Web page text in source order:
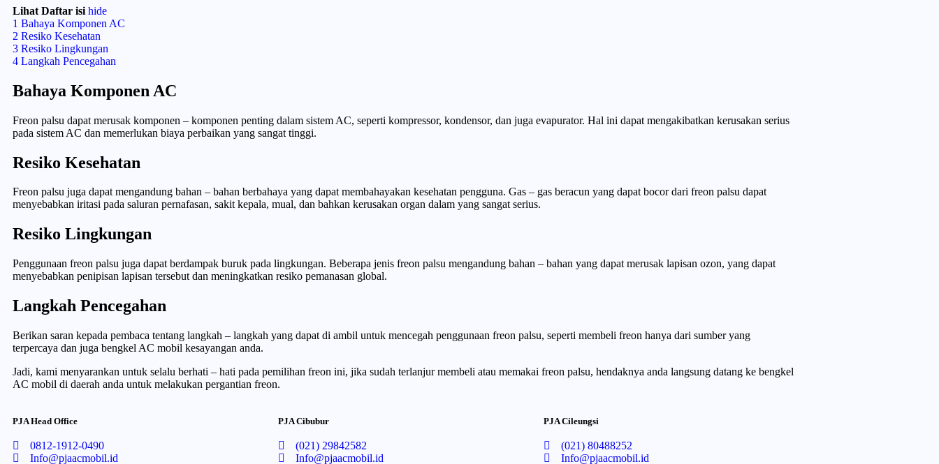
Lihat Daftar isi hide
1 Bahaya Komponen AC
2 Resiko Kesehatan
3 Resiko Lingkungan
4 Langkah Pencegahan
Bahaya Komponen AC
Freon palsu dapat merusak komponen – komponen penting dalam sistem AC, seperti kompressor, kondensor, dan juga evapurator. Hal ini dapat mengakibatkan kerusakan serius
pada sistem AC dan memerlukan biaya perbaikan yang sangat tinggi.
Resiko Kesehatan
Freon palsu juga dapat mengandung bahan – bahan berbahaya yang dapat membahayakan kesehatan pengguna. Gas – gas beracun yang dapat bocor dari freon palsu dapat
menyebabkan iritasi pada saluran pernafasan, sakit kepala, mual, dan bahkan kerusakan organ dalam yang sangat serius.
Resiko Lingkungan
Penggunaan freon palsu juga dapat berdampak buruk pada lingkungan. Beberapa jenis freon palsu mengandung bahan – bahan yang dapat merusak lapisan ozon, yang dapat
menyebabkan penipisan lapisan tersebut dan meningkatkan resiko pemanasan global.
Langkah Pencegahan
Berikan saran kepada pembaca tentang langkah – langkah yang dapat di ambil untuk mencegah penggunaan freon palsu, seperti membeli freon hanya dari sumber yang
terpercaya dan juga bengkel AC mobil kesayangan anda.
Jadi, kami menyarankan untuk selalu berhati – hati pada pemilihan freon ini, jika sudah terlanjur membeli atau memakai freon palsu, hendaknya anda langsung datang ke bengkel
AC mobil di daerah anda untuk melakukan pergantian freon.
PJA Head Office
0812-1912-0490
Info@pjaacmobil.id
PJA Cibubur
(021) 29842582
Info@pjaacmobil.id
PJA Cileungsi
(021) 80488252
Info@pjaacmobil.id